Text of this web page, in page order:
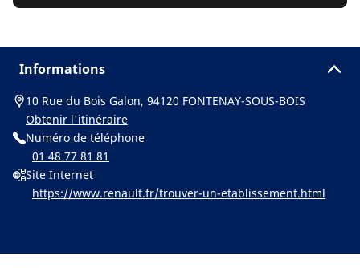
Informations
10 Rue du Bois Galon, 94120 FONTENAY-SOUS-BOIS
Obtenir l'itinéraire
Numéro de téléphone
01 48 77 81 81
Site Internet
https://www.renault.fr/trouver-un-etablissement.html